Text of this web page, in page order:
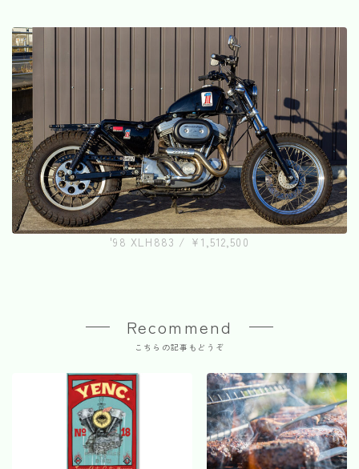
'98 XLH883 / ¥1,512,500
Recommend
こちらの記事もどうぞ